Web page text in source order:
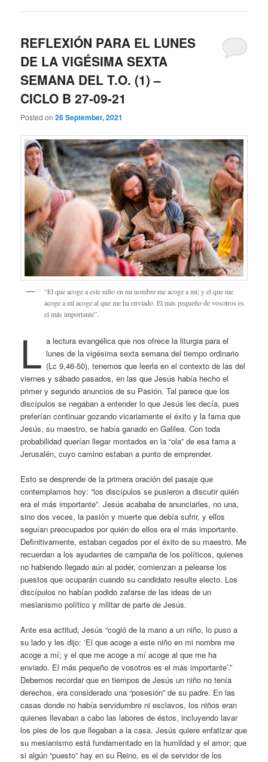
REFLEXIÓN PARA EL LUNES
DE LA VIGÉSIMA SEXTA
SEMANA DEL T.O. (1) –
CICLO B 27-09-21
Posted on26 September, 2021
“El que acoge a este niño en mi nombre me acoge a mí; y el que me
acoge a mí acoge al que me ha enviado. El más pequeño de vosotros es
el más importante”.
L a lectura evangélica que nos ofrece la liturgia para el
lunes de la vigésima sexta semana del tiempo ordinario
(Lc 9,46-50), tenemos que leerla en el contexto de las del
viernes y sábado pasados, en las que Jesús había hecho el
primer y segundo anuncios de su Pasión. Tal parece que los
discípulos se negaban a entender lo que Jesús les decía, pues
preferían continuar gozando vicariamente el éxito y la fama que
Jesús, su maestro, se había ganado en Galilea. Con toda
probabilidad querían llegar montados en la “ola” de esa fama a
Jerusalén, cuyo camino estaban a punto de emprender.
Esto se desprende de la primera oración del pasaje que
contemplamos hoy: “los discípulos se pusieron a discutir quién
era el más importante”. Jesús acababa de anunciarles, no una,
sino dos veces, la pasión y muerte que debía sufrir, y ellos
seguían preocupados por quién de ellos era el más importante.
Definitivamente, estaban cegados por el éxito de su maestro. Me
recuerdan a los ayudantes de campaña de los políticos, quienes
no habiendo llegado aún al poder, comienzan a pelearse los
puestos que ocuparán cuando su candidato resulte electo. Los
discípulos no habían podido zafarse de las ideas de un
mesianismo político y militar de parte de Jesús.
Ante esa actitud, Jesús “cogió de la mano a un niño, lo puso a
su lado y les dijo: ‘El que acoge a este niño en mi nombre me
acoge a mí; y el que me acoge a mí acoge al que me ha
enviado. El más pequeño de vosotros es el más importante’.”
Debemos recordar que en tiempos de Jesús un niño no tenía
derechos, era considerado una “posesión” de su padre. En las
casas donde no había servidumbre ni esclavos, los niños eran
quienes llevaban a cabo las labores de éstos, incluyendo lavar
los pies de los que llegaban a la casa. Jesús quiere enfatizar que
su mesianismo está fundamentado en la humildad y el amor; que
si algún “puesto” hay en su Reino, es el de servidor de los